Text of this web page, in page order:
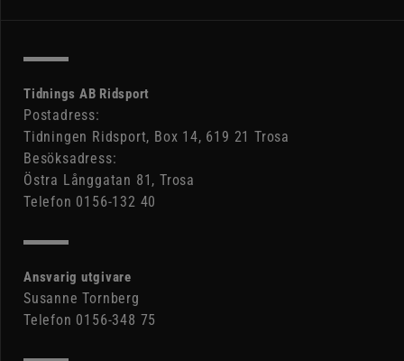
Tidnings AB Ridsport
Postadress:
Tidningen Ridsport, Box 14, 619 21 Trosa
Besöksadress:
Östra Långgatan 81, Trosa
Telefon 0156-132 40
Ansvarig utgivare
Susanne Tornberg
Telefon 0156-348 75